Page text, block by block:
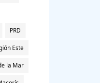
PRD
Este
la Mar